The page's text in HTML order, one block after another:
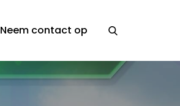
Neem contact op